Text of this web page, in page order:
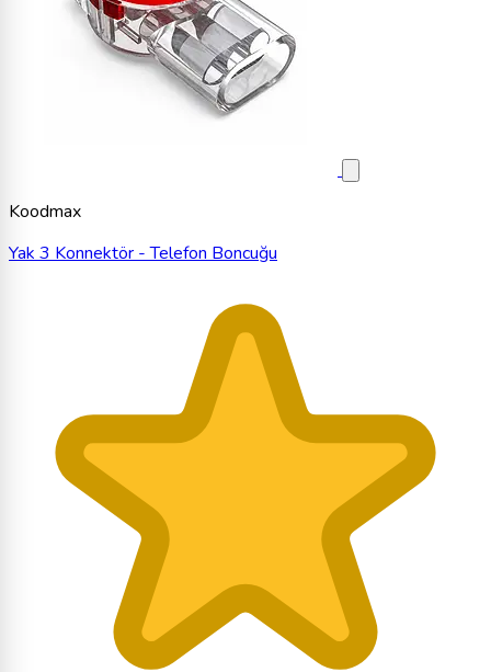
Koodmax
Yak 3 Konnektör - Telefon Boncuğu